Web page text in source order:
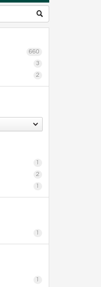
660
3
2
1
2
1
1
1